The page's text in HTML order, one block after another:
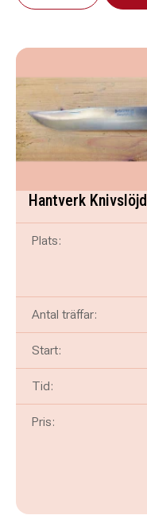
Hantverk Knivslöjd
Plats:
Antal träffar:
Start:
Tid:
Pris: